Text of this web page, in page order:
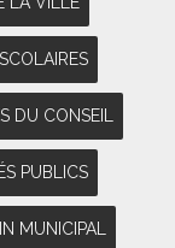
DU CONSEIL
PUBLICS
MUNICIPAL